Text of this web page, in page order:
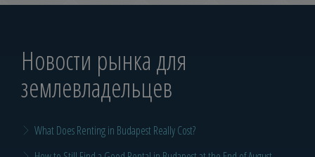
Новости рынка для
землевладельцев
What Does Renting in Budapest Really Cost?